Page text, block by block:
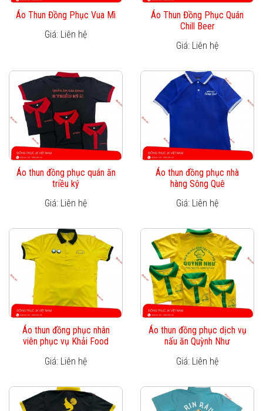
Áo Thun Đồng Phục Vua Mì
Giá: Liên hệ
Áo Thun Đồng Phục Quán
Chill Beer
Giá: Liên hệ
Áo thun đồng phục quán ăn
triều ký
Giá: Liên hệ
Áo thun đồng phục nhà
hàng Sông Quê
Giá: Liên hệ
Áo thun đồng phục nhân
viên phục vụ Khải Food
Giá: Liên hệ
Áo thun đồng phục dịch vụ
nấu ăn Quỳnh Như
Giá: Liên hệ